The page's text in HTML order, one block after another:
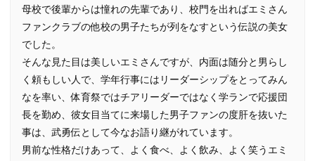
母校で後輩からは憧れの先輩であり、校門を出ればエミさん
ファンクラブの他校の男子たちが列をなすという伝説の美女
でした。
そんな見た目は美しいエミさんですが、内面は随分と男らし
く頼もしい人で、学年行事にはリーダーシップをとってみん
なを率い、体育祭ではチアリーダーではなく学ランで応援団
長を勤め、彼女目当てに来場した男子ファンの度肝を抜いた
事は、武勇伝として今なお語り継がれています。
男前な性格だけあって、よく食べ、よく飲み、よく笑うエミ